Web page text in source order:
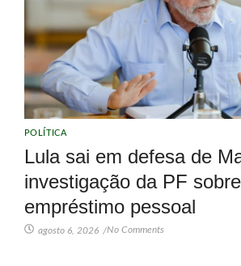
POLÍTICA
Lula sai em defesa de
investigação da PF sobre
empréstimo pessoal
agosto 6, 2026 /No Comments